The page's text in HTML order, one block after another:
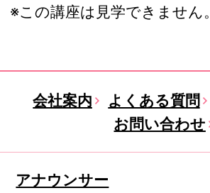
※この講座は見学できません。
会社案内 よくある質問
お問い合わせ
アナウンサー